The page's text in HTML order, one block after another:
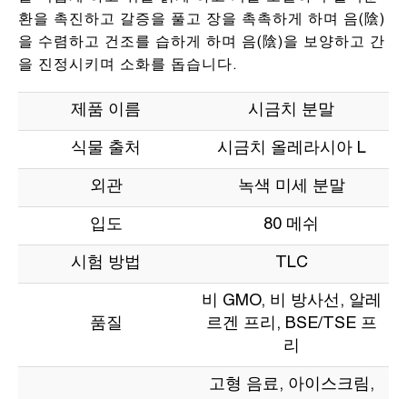
환을 촉진하고 갈증을 풀고 장을 촉촉하게 하며 음(陰)
을 수렴하고 건조를 습하게 하며 음(陰)을 보양하고 간
을 진정시키며 소화를 돕습니다.
제품 이름 시금치 분말
식물 출처 시금치 올레라시아 L
외관 녹색 미세 분말
입도 80 메쉬
시험 방법 TLC
품질
비 GMO, 비 방사선, 알레
르겐 프리, BSE/TSE 프
리
고형 음료, 아이스크림,